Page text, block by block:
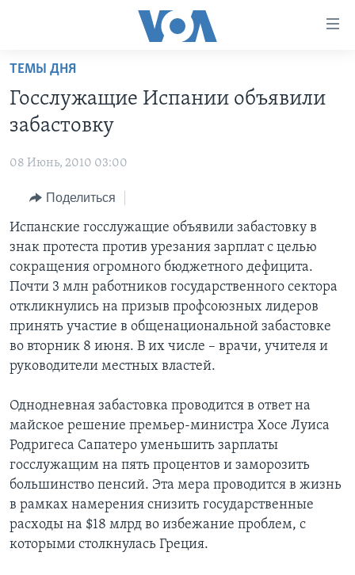
Перейти
основной
контент
навигации
Перейти
поиск
ПРОГРАММЫ
НОВОСТИ ЗА МИНУТУ
ИТОГИ
ПОЧЕМУ ЭТО ВАЖНО?
ДИСКУССИЯ VOA
ДЕТАЛИ
НЬЮ-ЙОРК NEW YORK
АМЕРИКА. БОЛЬШОЕ ПУТЕШЕСТВИЕ
УЧИМ АНГЛИЙСКИЙ
НАША АМЕРИКАНСКАЯ ИСТОРИЯ
А КАК В АМЕРИКЕ?
АРТЕФАКТЫ
АМЕРИКАНСКИЕ ГОРОДКИ
ТЕСТЫ
ЭКСПЕРТИЗА
ИНТЕРВЬЮ
ФАКТЫ ПРОТИВ ФЕЙКОВ
ЗА СВОБОДУ ПРЕССЫ
УЧИМ АНГЛИЙСКИЙ
ВИДЕО
ПОДПИСКА НА НОВОСТИ
СОЦИАЛЬНЫЕ СЕТИ
Языки
ТЕМЫ ДНЯ
Госслужащие Испании объявили
забастовку
08 Июнь, 2010 03:00
Поделиться
Испанские госслужащие объявили забастовку в
знак протеста против урезания зарплат с целью
сокращения огромного бюджетного дефицита.
Почти 3 млн работников государственного сектора
откликнулись на призыв профсоюзных лидеров
принять участие в общенациональной забастовке
во вторник 8 июня. В их числе – врачи, учителя и
руководители местных властей.
Однодневная забастовка проводится в ответ на
майское решение премьер-министра Хосе Луиса
Родригеса Сапатеро уменьшить зарплаты
госслужащим на пять процентов и заморозить
большинство пенсий. Эта мера проводится в жизнь
в рамках намерения снизить государственные
расходы на $18 млрд во избежание проблем, с
которыми столкнулась Греция.